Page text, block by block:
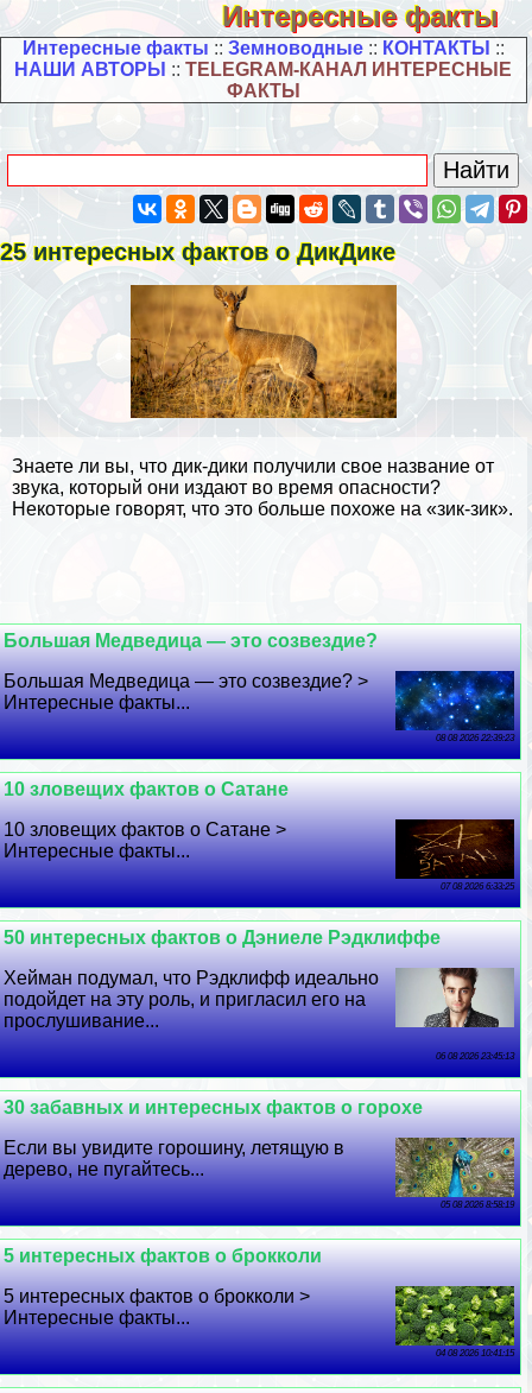
Интересные факты
Интересные факты :: Земноводные:: КОНТАКТЫ ::
НАШИ АВТОРЫ ::TELEGRAM-КАНАЛ ИНТЕРЕСНЫЕ
ФАКТЫ
25 интересных фактов о ДикДике
Знаете ли вы, что дик-дики получили свое название от
звука, который они издают во время опасности?
Некоторые говорят, что это больше похоже на «зик-зик».
Большая Медведица — это созвездие?
Большая Медведица — это созвездие? >
Интересные факты...
08 08 2026 22:39:23
10 зловещих фактов о Сатане
10 зловещих фактов о Сатане >
Интересные факты...
07 08 2026 6:33:25
50 интересных фактов о Дэниеле Рэдклиффе
Хейман подумал, что Рэдклифф идеально
подойдет на эту роль, и пригласил его на
прослушивание...
06 08 2026 23:45:13
30 забавных и интересных фактов о горохе
Если вы увидите горошину, летящую в
дерево, не пугайтесь...
05 08 2026 8:58:19
5 интересных фактов о брокколи
5 интересных фактов о брокколи >
Интересные факты...
04 08 2026 10:41:15